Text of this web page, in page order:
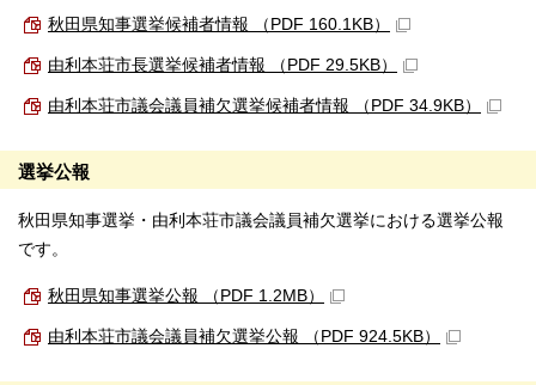
秋田県知事選挙候補者情報 （PDF 160.1KB）
由利本荘市長選挙候補者情報 （PDF 29.5KB）
由利本荘市議会議員補欠選挙候補者情報 （PDF 34.9KB）
選挙公報
秋田県知事選挙・由利本荘市議会議員補欠選挙における選挙公報
です。
秋田県知事選挙公報 （PDF 1.2MB）
由利本荘市議会議員補欠選挙公報 （PDF 924.5KB）